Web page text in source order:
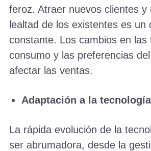
feroz. Atraer nuevos clientes y
lealtad de los existentes es un
constante. Los cambios en las
consumo y las preferencias
afectar las ventas.
Adaptación a la tecnología
La rápida evolución de la
ser abrumadora, desde la